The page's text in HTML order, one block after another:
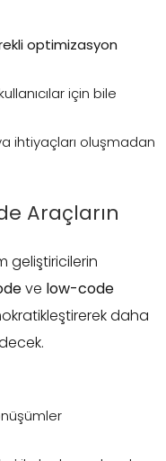
optimizasyon
için bile
ihtiyaçları oluşmadan
Araçların
geliştiricilerin
ve low-code
daha